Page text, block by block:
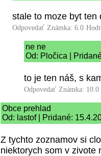
stale to moze byt ten
Odpovedať Známka: 6.0
ne ne
Od: Pločica |
to je ten náš, s
Odpovedať Známka: 10.0
Obce prehlad
Od: lastof | Pridané:
Z tychto zoznamov si
niektorych som v zivote